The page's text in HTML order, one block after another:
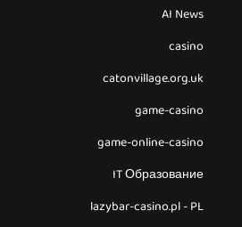
AI News
casino
catonvillage.org.uk
game-casino
game-online-casino
IT Образование
lazybar-casino.pl - PL